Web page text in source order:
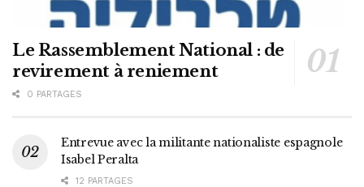
Le Rassemblement National : de
revirement à reniement
0 PARTAGES
Entrevue avec la militante nationaliste espagnole
Isabel Peralta
12 PARTAGES